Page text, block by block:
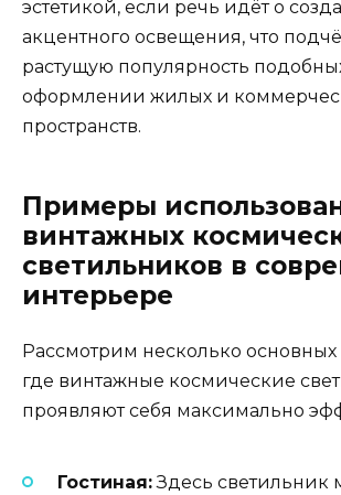
эстетикой, если речь идёт о
акцентного освещения, что
растущую популярность
оформлении жилых и
пространств.
Примеры
винтажных
светильников в
интерьере
Рассмотрим несколько
где винтажные космические
проявляют себя максимально
Гостиная:Здесь светильник